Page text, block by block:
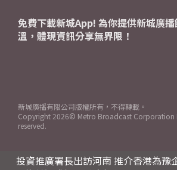
投資推廣署長出訪河南 推介香港為豫
免費下載新城App! 為你提供新城廣
溫，體現資訊分享無界限！
新城廣播有限公司版權所有，不得轉載。
Copyright 2026© Metro Broadcast Corporation
reserved.